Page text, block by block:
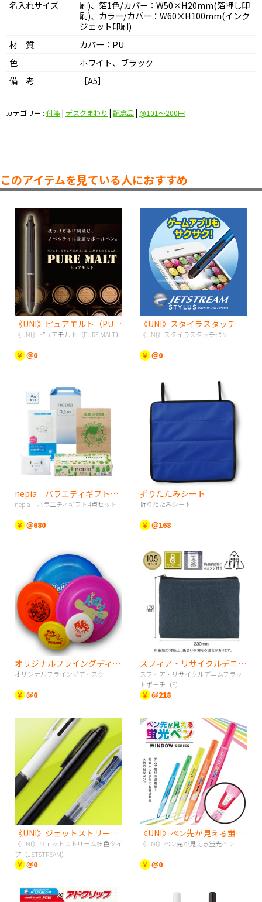
名入れサイズ
刷)、箔1色/カバー：W50×H20mm(箔押し印
刷)、カラー/カバー：W60×H100mm(インク
ジェット印刷)
材 質
カバー：PU
色
ホワイト、ブラック
備 考
［A5］
カテゴリー : 付箋| デスクまわり | 記念品| @101〜200円
このアイテムを見ている人におすすめ
《UNI》ピュアモルト（PURE MALT）
《UNI》ピュアモルト（PURE MALT）
￥ ＠0
《UNI》スタイラスタッチペン
《UNI》スタイラスタッチペン
￥ ＠0
nepia バラエティギフト4点セット
nepia バラエティギフト4点セット
￥ ＠680
折りたたみシート
折りたたみシート
￥ ＠168
オリジナルフライングディスク
オリジナルフライングディスク
￥ ＠0
スフィア・リサイクルデニムフラットポーチ（S）
スフィア・リサイクルデニムフラッ
トポーチ（S）
￥ ＠218
《UNI》ジェットストリーム多色タイプ（JETSTREAM）
《UNI》ジェットストリーム多色タイ
プ（JETSTREAM）
￥ ＠0
《UNI》ペン先が見える蛍光ペン
《UNI》ペン先が見える蛍光ペン
￥ ＠0